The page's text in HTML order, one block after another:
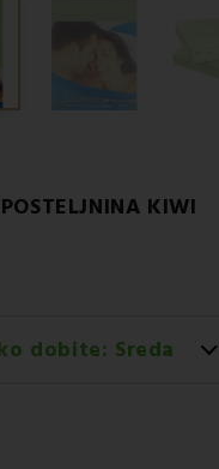
KIWI
dobite: Sreda